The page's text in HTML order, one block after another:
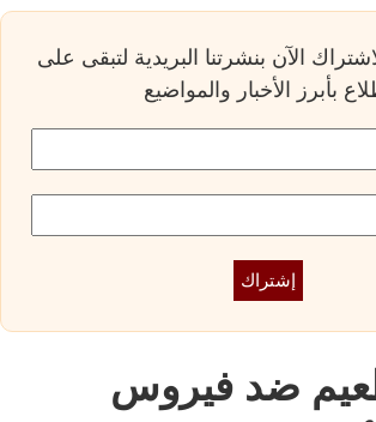
الآن بنشرتنا البريدية لتبقى على
بأبرز الأخبار والمواضيع
ضد فيروس